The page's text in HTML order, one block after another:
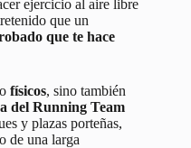
ejercicio al aire libre
que un
que te hace
físicos, sino también
del Running Team
y plazas porteñas,
de una larga